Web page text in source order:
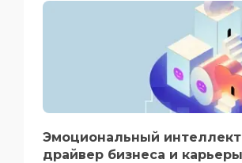
Эмоциональный интеллект
драйвер бизнеса и карьеры